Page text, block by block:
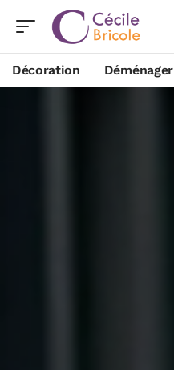
Décoration Déménager